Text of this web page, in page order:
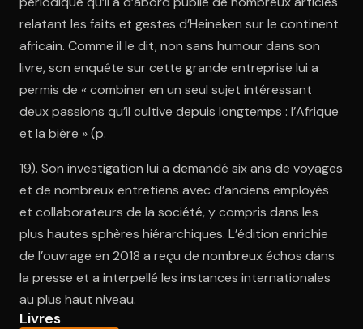
relatant les faits et gestes d’Heineken sur le continent
africain. Comme il le dit, non sans humour dans son
livre, son enquête sur cette grande entreprise lui a
permis de « combiner en un seul sujet intéressant
deux passions qu’il cultive depuis longtemps : l’Afrique
et la bière » (p.
19). Son investigation lui a demandé six ans de voyages
et de nombreux entretiens avec d’anciens employés
et collaborateurs de la société, y compris dans les
plus hautes sphères hiérarchiques. L’édition enrichie
de l’ouvrage en 2018 a reçu de nombreux échos dans
la presse et a interpellé les instances internationales
au plus haut niveau.
Livres